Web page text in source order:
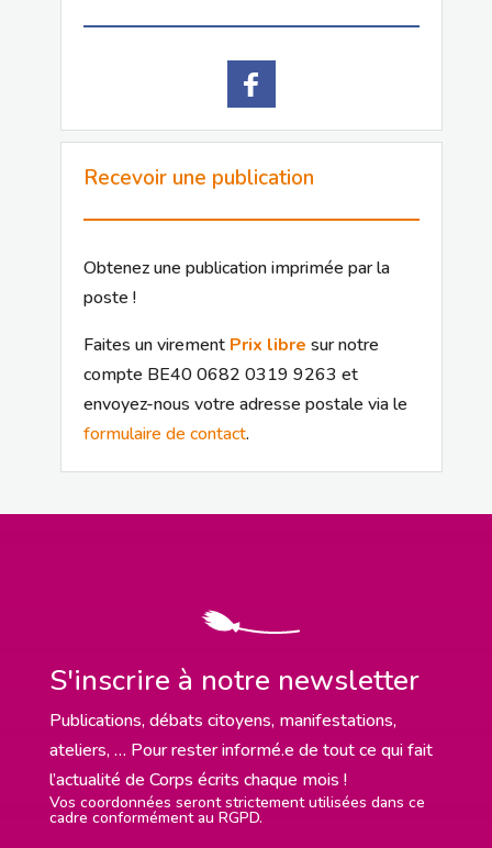
Recevoir une publication
Obtenez une publication imprimée par la
poste !
Faites un virement Prix libre sur notre
compte BE40 0682 0319 9263 et
envoyez-nous votre adresse postale via le
formulaire de contact.
S'inscrire à notre newsletter
Publications, débats citoyens, manifestations,
ateliers, … Pour rester informé.e de tout ce qui fait
l’actualité de Corps écrits chaque mois !
Vos coordonnées seront strictement utilisées dans ce
cadre conformément au RGPD.